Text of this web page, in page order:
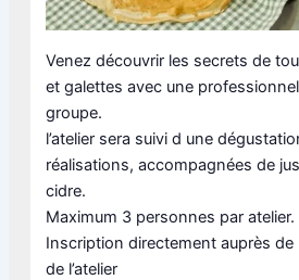
Venez découvrir les secrets de
et galettes avec une
groupe.
l’atelier sera suivi d une
réalisations, accompagnées de
cidre.
Maximum 3 personnes par atelier.
Inscription directement auprès de
de l’atelier